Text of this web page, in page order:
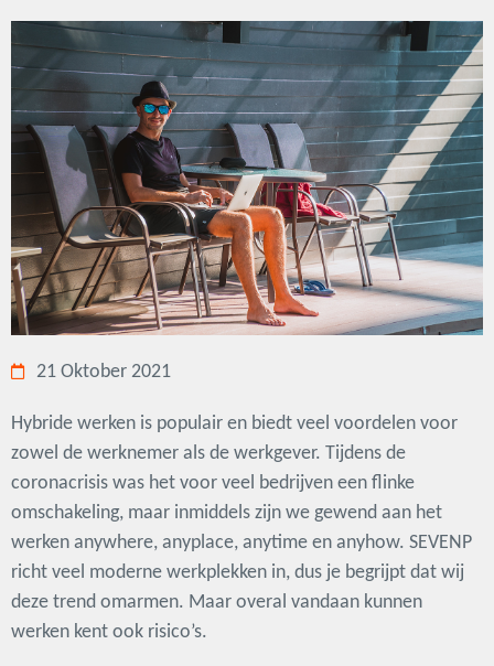
21 Oktober 2021
Hybride werken is populair en biedt veel voordelen voor
zowel de werknemer als de werkgever. Tijdens de
coronacrisis was het voor veel bedrijven een flinke
omschakeling, maar inmiddels zijn we gewend aan het
werken anywhere, anyplace, anytime en anyhow. SEVENP
richt veel moderne werkplekken in, dus je begrijpt dat wij
deze trend omarmen. Maar overal vandaan kunnen
werken kent ook risico’s.